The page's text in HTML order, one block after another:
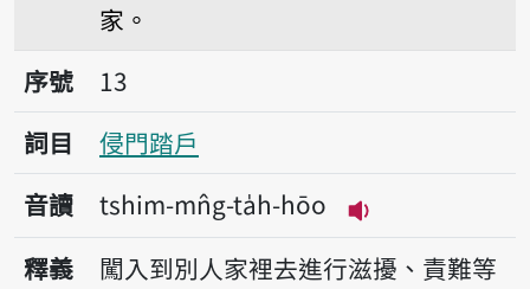
家。
序號13侵門踏戶
序號
13
詞目
侵門踏戶
音讀
tshim-mn̂g-ta̍h-hōo
播放音讀
釋義
闖入到別人家裡去進行滋擾、責難等